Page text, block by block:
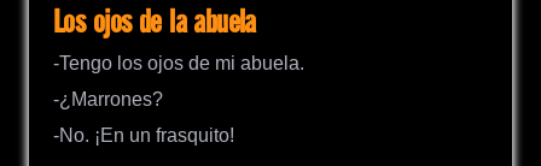
Los ojos de la abuela
-Tengo los ojos de mi abuela.
-¿Marrones?
-No. ¡En un frasquito!